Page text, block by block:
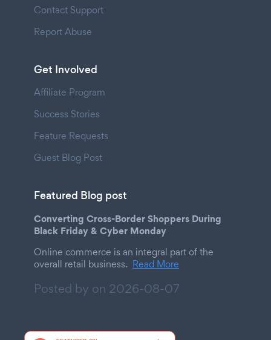
Contact Support
Report Abuse
Get Involved
Affiliate Program
Success Stories
Feature Requests
Guest Blog Post
Featured Blog post
Converting Cross-Border Shoppers During
Black Friday & Cyber Monday
Online commerce is an integral part of the
overall retail business. Read More
Posted by on 2026-08-07